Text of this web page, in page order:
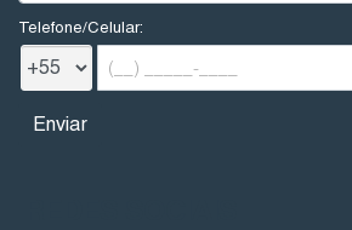
Telefone/Celular: